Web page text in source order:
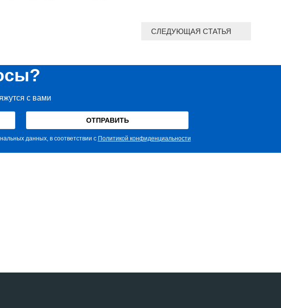
СЛЕДУЮЩАЯ СТАТЬЯ
с вами
данных, в соответствии с Политикой конфиденциальности